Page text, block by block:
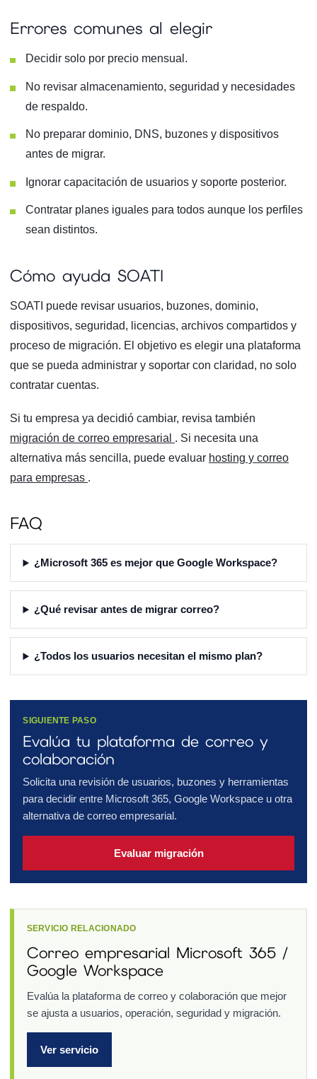
Errores comunes al elegir
Decidir solo por precio mensual.
No revisar almacenamiento, seguridad y necesidades
de respaldo.
No preparar dominio, DNS, buzones y dispositivos
antes de migrar.
Ignorar capacitación de usuarios y soporte posterior.
Contratar planes iguales para todos aunque los perfiles
sean distintos.
Cómo ayuda SOATI
SOATI puede revisar usuarios, buzones, dominio,
dispositivos, seguridad, licencias, archivos compartidos y
proceso de migración. El objetivo es elegir una plataforma
que se pueda administrar y soportar con claridad, no solo
contratar cuentas.
Si tu empresa ya decidió cambiar, revisa también
migración de correo empresarial . Si necesita una
alternativa más sencilla, puede evaluar hosting y correo
para empresas .
FAQ
¿Microsoft 365 es mejor que Google Workspace?
¿Qué revisar antes de migrar correo?
¿Todos los usuarios necesitan el mismo plan?
SIGUIENTE PASO
Evalúa tu plataforma de correo y
colaboración
Solicita una revisión de usuarios, buzones y herramientas
para decidir entre Microsoft 365, Google Workspace u otra
alternativa de correo empresarial.
Evaluar migración
SERVICIO RELACIONADO
Correo empresarial Microsoft 365 /
Google Workspace
Evalúa la plataforma de correo y colaboración que mejor
se ajusta a usuarios, operación, seguridad y migración.
Ver servicio